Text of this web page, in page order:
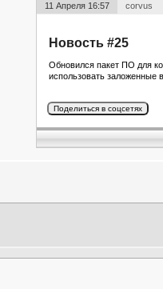
11 Апреля 16:57 corvus
Новость #25
Обновился пакет ПО для
использовать заложенные